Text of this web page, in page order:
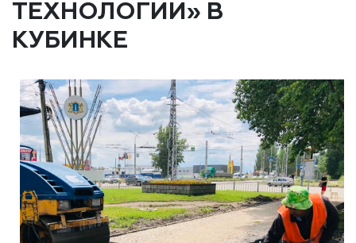
ТЕХНОЛОГИИ» В
КУБИНКЕ